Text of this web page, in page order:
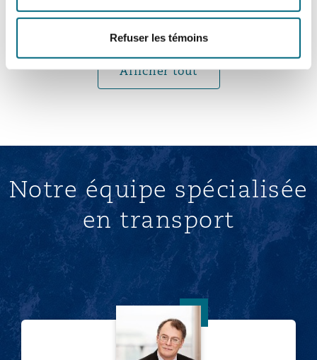
Refuser les témoins
Afficher tout
Notre équipe spécialisée
en transport
Anthony Albertini